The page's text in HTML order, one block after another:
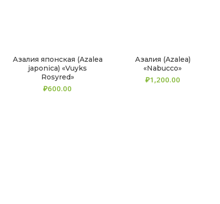
Азалия японская (Azalea
japonica) «Vuyks
Rosyred»
₽
Азалия (Azalea)
«Nabucco»
₽